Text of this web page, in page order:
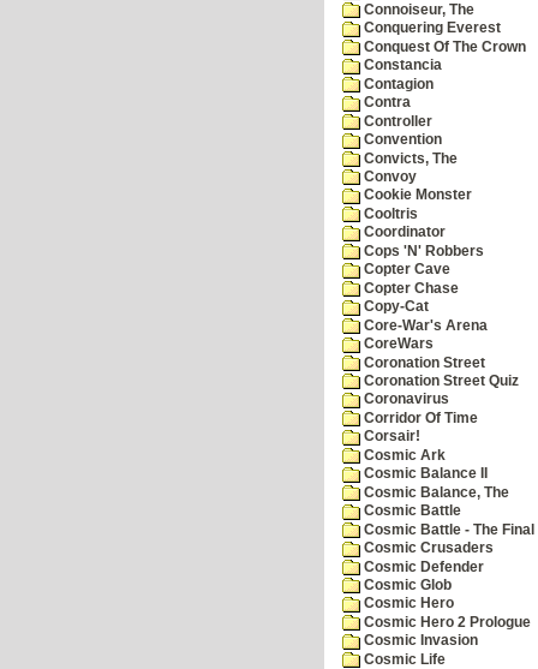
Connoiseur, The
Conquering Everest
Conquest Of The Crown
Constancia
Contagion
Contra
Controller
Convention
Convicts, The
Convoy
Cookie Monster
Cooltris
Coordinator
Cops 'N' Robbers
Copter Cave
Copter Chase
Copy-Cat
Core-War's Arena
CoreWars
Coronation Street
Coronation Street Quiz
Coronavirus
Corridor Of Time
Corsair!
Cosmic Ark
Cosmic Balance II
Cosmic Balance, The
Cosmic Battle
Cosmic Battle - The
Cosmic Crusaders
Cosmic Defender
Cosmic Glob
Cosmic Hero
Cosmic Hero 2 Prologue
Cosmic Invasion
Cosmic Life